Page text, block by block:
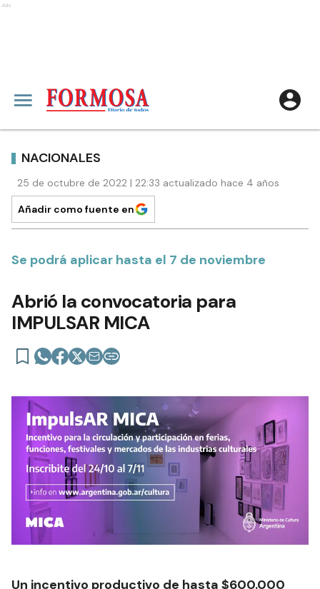
Ads
NACIONALES
25 de octubre de 2022 | 22:33 actualizado hace 4 años
Añadir como fuente en
Se podrá aplicar hasta el 7 de noviembre
Abrió la convocatoria para
IMPULSAR MICA
Un incentivo productivo de hasta $600.000